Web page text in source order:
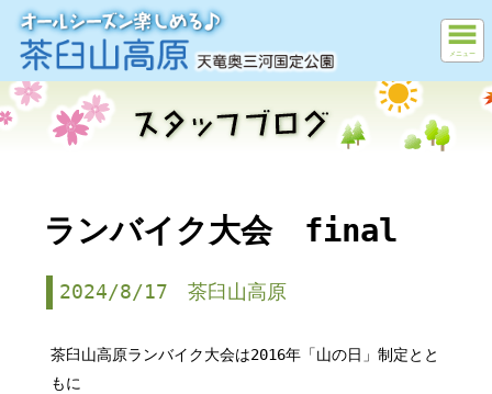
メニュー
ランバイク大会 final
2024/8/17 茶臼山高原
茶臼山高原ランバイク大会は2016年「山の日」制定とと
もに